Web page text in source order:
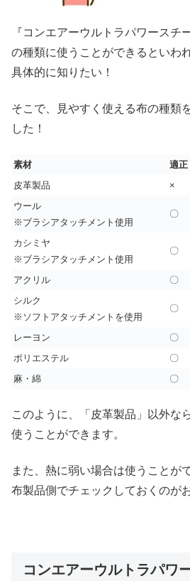
『コンエアーウルトラパワースチ
の種類に使うことができるといわ
具体的に知りたい！
そこで、見やすく使える布の種類
した！
素材
適正
皮革製品
×
ウール
※ブラシアタッチメント使用
〇
カシミヤ
※ブラシアタッチメント使用
〇
アクリル
〇
シルク
※ソフトアタッチメントを使用
〇
レーヨン
〇
ポリエステル
〇
麻・綿
〇
このように、「皮革製品」以外な
使うことができます。
また、熱に弱い場合は使うことが
布製品側でチェックしておくのが
コンエアーウルトラパワ